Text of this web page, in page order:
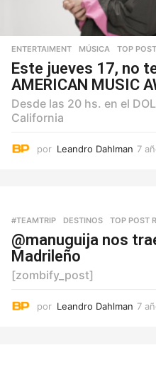
ENTERTAIMENT ,MÚSICA ,TOP
Este jueves 17, no
AMERICAN MUSIC
Desde las 20 hs. en el
California
por Leandro Dahlman 7
#TEAMTRIP ,DESTINOS ,TOP POST
@manuguija nos
Madrileño
[zombify_post]
por Leandro Dahlman 7